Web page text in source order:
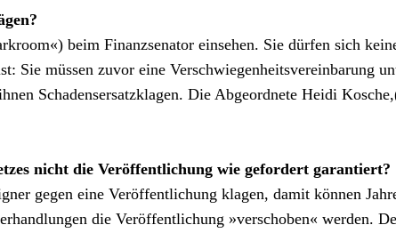
beim Finanzsenator einsehen. Sie dürfen sich
Sie müssen zuvor eine Verschwiegenheitsvereinbarung
Schadensersatzklagen. Die Abgeordnete Heidi
nicht die Veröffentlichung wie gefordert garantiert?
gegen eine Veröffentlichung klagen, damit können
die Veröffentlichung »verschoben« werden.